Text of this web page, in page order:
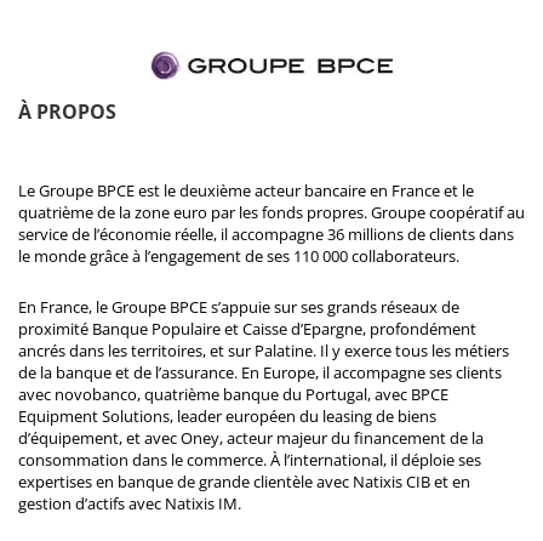
À PROPOS
Le Groupe BPCE est le deuxième acteur bancaire en France et le
quatrième de la zone euro par les fonds propres. Groupe coopératif au
service de l’économie réelle, il accompagne 36 millions de clients dans
le monde grâce à l’engagement de ses 110 000 collaborateurs.
En France, le Groupe BPCE s’appuie sur ses grands réseaux de
proximité Banque Populaire et Caisse d’Epargne, profondément
ancrés dans les territoires, et sur Palatine. Il y exerce tous les métiers
de la banque et de l’assurance. En Europe, il accompagne ses clients
avec novobanco, quatrième banque du Portugal, avec BPCE
Equipment Solutions, leader européen du leasing de biens
d’équipement, et avec Oney, acteur majeur du financement de la
consommation dans le commerce. À l’international, il déploie ses
expertises en banque de grande clientèle avec Natixis CIB et en
gestion d’actifs avec Natixis IM.